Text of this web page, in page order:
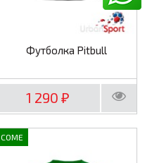
Футболка Pitbull
1 290₽
COME